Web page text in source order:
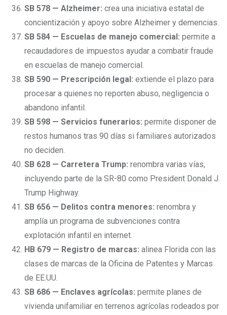
SB 578 — Alzheimer: crea una iniciativa estatal de
concientización y apoyo sobre Alzheimer y demencias.
SB 584 — Escuelas de manejo comercial: permite a
recaudadores de impuestos ayudar a combatir fraude
en escuelas de manejo comercial.
SB 590 — Prescripción legal: extiende el plazo para
procesar a quienes no reporten abuso, negligencia o
abandono infantil.
SB 598 — Servicios funerarios: permite disponer de
restos humanos tras 90 días si familiares autorizados
no deciden.
SB 628 — Carretera Trump: renombra varias vías,
incluyendo parte de la SR-80 como President Donald J.
Trump Highway.
SB 656 — Delitos contra menores: renombra y
amplía un programa de subvenciones contra
explotación infantil en internet.
HB 679 — Registro de marcas: alinea Florida con las
clases de marcas de la Oficina de Patentes y Marcas
de EE.UU.
SB 686 — Enclaves agrícolas: permite planes de
vivienda unifamiliar en terrenos agrícolas rodeados por